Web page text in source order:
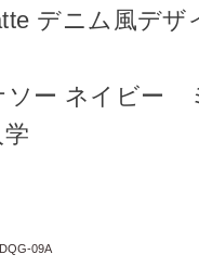
デニム風デザ
ソー ネイビー
学
09A